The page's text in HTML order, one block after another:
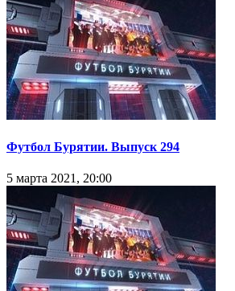
Футбол Бурятии. Выпуск 295
10 апреля 2021, 20:00
Футбол Бурятии. Выпуск 294